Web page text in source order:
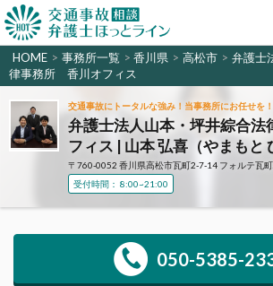
HOME > 事務所一覧 > 香川県 > 高松市 > 弁護士
律事務所 香川オフィス
交通事故にトータルな強み！当事務所にお任せを！
弁護士法人山本・坪井綜合
フィス | 山本 弘喜（やまもと
〒760-0052 香川県高松市瓦町2-7-14 フォルテ瓦
受付時間： 8:00~21:00
050-5385-